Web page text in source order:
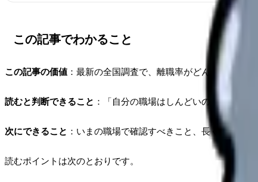
この記事でわかること
この記事の価値 ：最新の全国調査で、離職率がどんな病院で
読むと判断できること ：「自分の職場はしんどいのか、それ
次にできること ：いまの職場で確認すべきこと、長く働ける
読むポイントは次のとおりです。